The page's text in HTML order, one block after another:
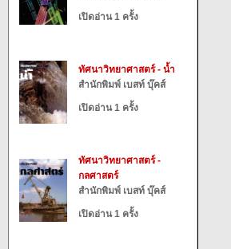
เปิดอ่าน 1 ครั้ง
ทัศนาวิทยาศาสตร์ - น้ำ
สำนักพิมพ์ เบสท์ บุ๊คส์
เปิดอ่าน 1 ครั้ง
ทัศนาวิทยาศาสตร์ -
กลศาสตร์
สำนักพิมพ์ เบสท์ บุ๊คส์
เปิดอ่าน 1 ครั้ง